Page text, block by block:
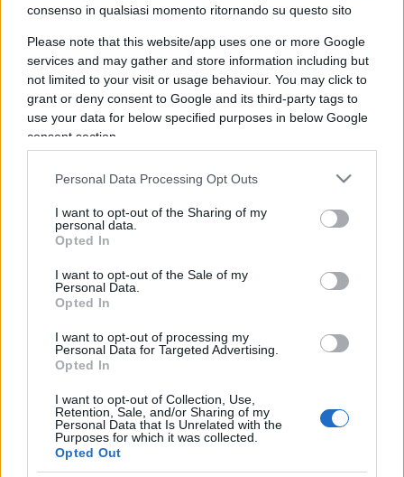
consenso in qualsiasi momento ritornando su questo sito
Please note that this website/app uses one or more Google
services and may gather and store information including but
not limited to your visit or usage behaviour. You may click to
grant or deny consent to Google and its third-party tags to
use your data for below specified purposes in below Google
consent section.
Personal Data Processing Opt Outs
I want to opt-out of the Sharing of my
personal data.
Opted In
I want to opt-out of the Sale of my
Personal Data.
Opted In
I want to opt-out of processing my
Personal Data for Targeted Advertising.
Opted In
I want to opt-out of Collection, Use,
Retention, Sale, and/or Sharing of my
Personal Data that Is Unrelated with the
Purposes for which it was collected.
Opted Out
vincere Israele deve pensare ai civili
di Musso
13 Ottobre 2023, 5:59
nicolaporro.it
Mariupol, giallo sui civili nelle
acciaierie: “Usati come scudi
umani”